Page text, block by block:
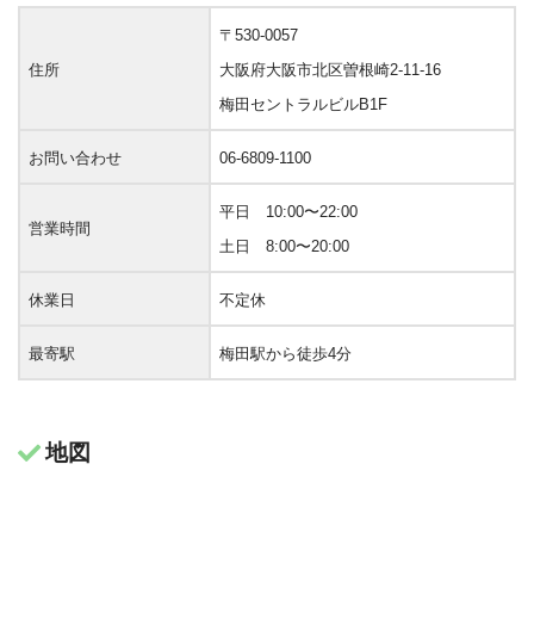
住所
〒530-0057
大阪府大阪市北区曽根崎2-11-16
梅田セントラルビルB1F
お問い合わせ 06-6809-1100
営業時間
平日 10:00〜22:00
土日 8:00〜20:00
休業日 不定休
最寄駅 梅田駅から徒歩4分
地図